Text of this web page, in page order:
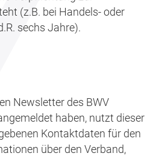
(z.B. bei Handels- oder
sechs Jahre).
Newsletter des BWV
haben, nutzt dieser
Kontaktdaten für den
über den Verband,